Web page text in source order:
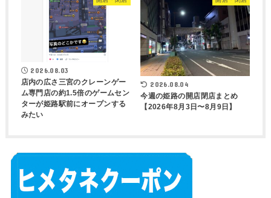
2026.08.03
店内の広さ三宮のクレーンゲー
ム専門店の約1.5倍のゲームセン
ターが姫路駅前にオープンする
みたい
2026.08.04
今週の姫路の開店閉店まとめ
【2026年8月3日〜8月9日】